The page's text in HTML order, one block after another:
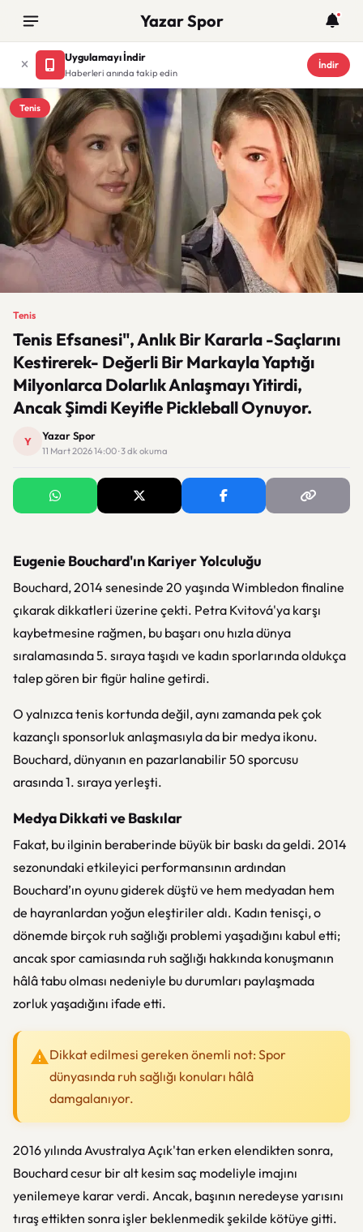
Yazar Spor
Uygulamayı İndir
Haberleri anında takip edin
İndir
Tenis
Tenis
Tenis Efsanesi", Anlık Bir Kararla -Saçlarını
Kestirerek- Değerli Bir Markayla Yaptığı
Milyonlarca Dolarlık Anlaşmayı Yitirdi,
Ancak Şimdi Keyifle Pickleball Oynuyor.
Y Yazar Spor
11 Mart 2026 14:00 · 3 dk okuma
Eugenie Bouchard'ın Kariyer Yolculuğu
Bouchard, 2014 senesinde 20 yaşında Wimbledon finaline
çıkarak dikkatleri üzerine çekti. Petra Kvitová'ya karşı
kaybetmesine rağmen, bu başarı onu hızla dünya
sıralamasında 5. sıraya taşıdı ve kadın sporlarında oldukça
talep gören bir figür haline getirdi.
O yalnızca tenis kortunda değil, aynı zamanda pek çok
kazançlı sponsorluk anlaşmasıyla da bir medya ikonu.
Bouchard, dünyanın en pazarlanabilir 50 sporcusu
arasında 1. sıraya yerleşti.
Medya Dikkati ve Baskılar
Fakat, bu ilginin beraberinde büyük bir baskı da geldi. 2014
sezonundaki etkileyici performansının ardından
Bouchard’ın oyunu giderek düştü ve hem medyadan hem
de hayranlardan yoğun eleştiriler aldı. Kadın tenisçi, o
dönemde birçok ruh sağlığı problemi yaşadığını kabul etti;
ancak spor camiasında ruh sağlığı hakkında konuşmanın
hâlâ tabu olması nedeniyle bu durumları paylaşmada
zorluk yaşadığını ifade etti.
Dikkat edilmesi gereken önemli not: Spor
dünyasında ruh sağlığı konuları hâlâ
damgalanıyor.
2016 yılında Avustralya Açık'tan erken elendikten sonra,
Bouchard cesur bir alt kesim saç modeliyle imajını
yenilemeye karar verdi. Ancak, başının neredeyse yarısını
tıraş ettikten sonra işler beklenmedik şekilde kötüye gitti.